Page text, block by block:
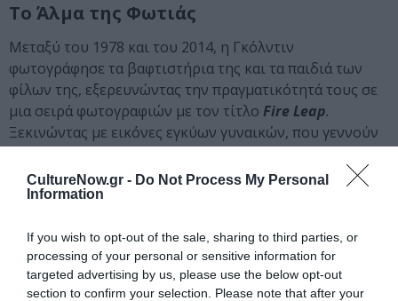
CultureNow.gr - Do Not Process My Personal
Information
If you wish to opt-out of the sale, sharing to third parties, or
processing of your personal or sensitive information for
targeted advertising by us, please use the below opt-out
section to confirm your selection. Please note that after your
Το Άλμα της Φωτιάς
Μεταξύ του 1978 και του 2014, η Γκόλντιν
φωτογράφησε τα βαφτιστήρια της και τα παιδιά των
φίλων της, εξερευνώντας την πραγματικότητά τους σε
μια σειρά φωτογραφιών με τον τίτλο Fire Leap.
Ξεκινώντας με εικόνες εγκύων γυναικών, που γεννούν
γύρω της με οικειότητα. και με τους δικούς τους όρους.
Εξερευνά τη σχέση τους με τους ενήλικες, αλλά
τους και πώς αναπτύσσουν τις δικές τους ταυτότητες. Η
Γκόλντιν λέει ότι «τα παιδιά γεννιούνται γνωρίζοντας τα
πάντα και καθώς κοινωνικοποιούνται, τα ξεχνούν».